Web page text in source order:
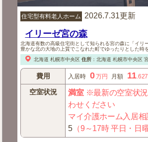
住宅型有料老人ホーム 2026.7.31更新
イリーゼ宮の森
北海道有数の高級住宅街として知られる宮の森に「イリ
豊かな北の大地の上質でこなれた町でゆったりとした時
北海道 札幌市中央区 住所： 北海道 札幌市中央区
費用 入居時 0万円 月額 11.627
空室状況 満室※最新の空室状況
わせください
マイ介護ホーム入居相
5 （9～17時 平日・日曜